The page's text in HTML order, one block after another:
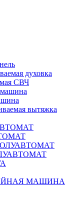
духовка
СВЧ
вытяжка
МАШИНА